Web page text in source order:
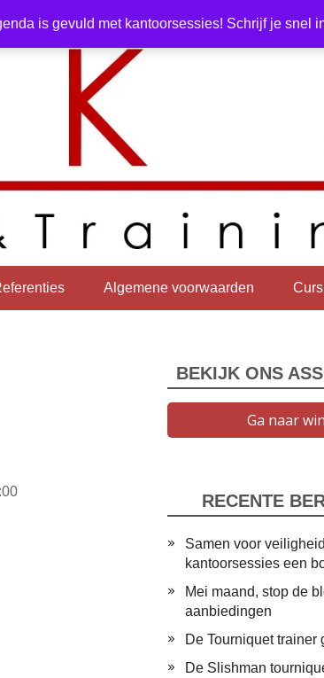
is gevuld met kantoorsessies! Schrijf je snel
Algemene voorwaarden
BEKIJK ONS
Ga naar
RECENTE
Samen voor
kantoorsessies een
Mei maand, stop de
aanbiedingen
De Tourniquet trainer
De Slishman